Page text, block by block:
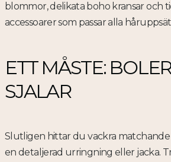
blommor, delikata boho kransar och
accessoarer som passar alla
ETT MÅSTE:
SJALAR
Slutligen hittar du vackra matchande
en detaljerad urringning eller jacka.